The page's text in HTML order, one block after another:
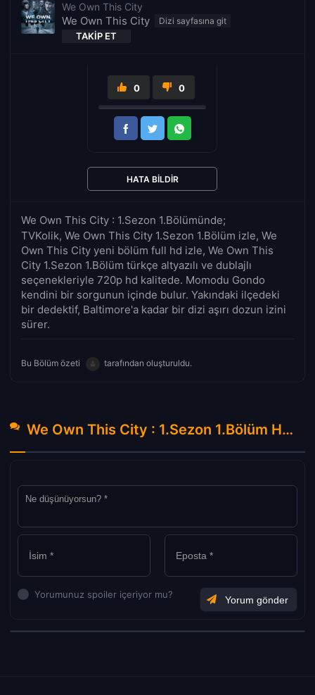
We Own This City
We Own This City
TAKIP ET
We Own This City : 1.Sezon 1.Bölümünde;
TVKolik, We Own This City 1.Sezon 1.Bölüm izle, We
Own This City yeni bölüm full hd izle, We Own This
City 1.Sezon 1.Bölüm türkçe altyazılı ve dublajlı
seçenekleriyle 720p hd kalitede. Momodu Gondo
kendini bir sorgunun içinde bulur. Yakındaki ilçedeki
bir dedektif, Baltimore'a kadar bir dizi aşırı dozun izini
sürer.
Bu Bölüm özeti tarafından oluşturuldu.
0 0
HATA BILDIR
We Own This City : 1.Sezon 1.Bölüm Hakkında Yorumlar
Yorumunuz spoiler içeriyor mu?